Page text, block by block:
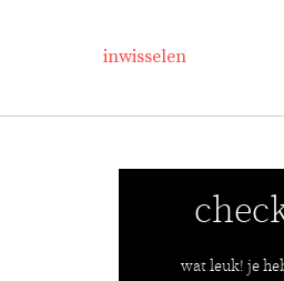
inwisselen
wat leuk! je